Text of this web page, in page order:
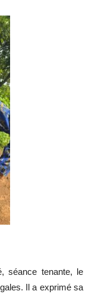
séance tenante, le
Il a exprimé sa